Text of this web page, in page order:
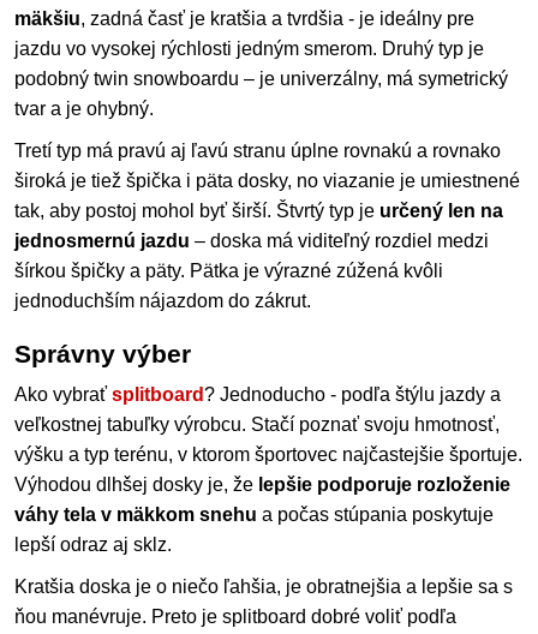
mäkšiu, zadná časť je kratšia a tvrdšia - je ideálny pre
jazdu vo vysokej rýchlosti jedným smerom. Druhý typ je
podobný twin snowboardu – je univerzálny, má symetrický
tvar a je ohybný.
Tretí typ má pravú aj ľavú stranu úplne rovnakú a rovnako
široká je tiež špička i päta dosky, no viazanie je umiestnené
tak, aby postoj mohol byť širší. Štvrtý typ je určený len na
jednosmernú jazdu – doska má viditeľný rozdiel medzi
šírkou špičky a päty. Pätka je výrazné zúžená kvôli
jednoduchším nájazdom do zákrut.
Správny výber
Ako vybrať splitboard? Jednoducho - podľa štýlu jazdy a
veľkostnej tabuľky výrobcu. Stačí poznať svoju hmotnosť,
výšku a typ terénu, v ktorom športovec najčastejšie športuje.
Výhodou dlhšej dosky je, že lepšie podporuje rozloženie
váhy tela v mäkkom snehu a počas stúpania poskytuje
lepší odraz aj sklz.
Kratšia doska je o niečo ľahšia, je obratnejšia a lepšie sa s
ňou manévruje. Preto je splitboard dobré voliť podľa